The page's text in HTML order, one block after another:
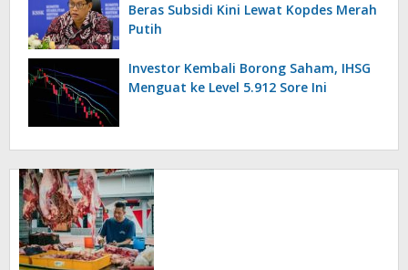
Beras Subsidi Kini Lewat Kopdes Merah
Putih
Investor Kembali Borong Saham, IHSG
Menguat ke Level 5.912 Sore Ini